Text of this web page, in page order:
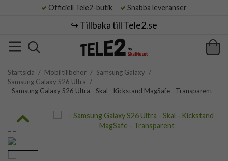
Officiell Tele2-butik Snabba leveranser
↪️ Tillbaka till Tele2.se
Startsida / Mobiltillbehör / Samsung Galaxy /
Samsung Galaxy S26 Ultra /
- Samsung Galaxy S26 Ultra - Skal - Kickstand MagSafe - Transparent